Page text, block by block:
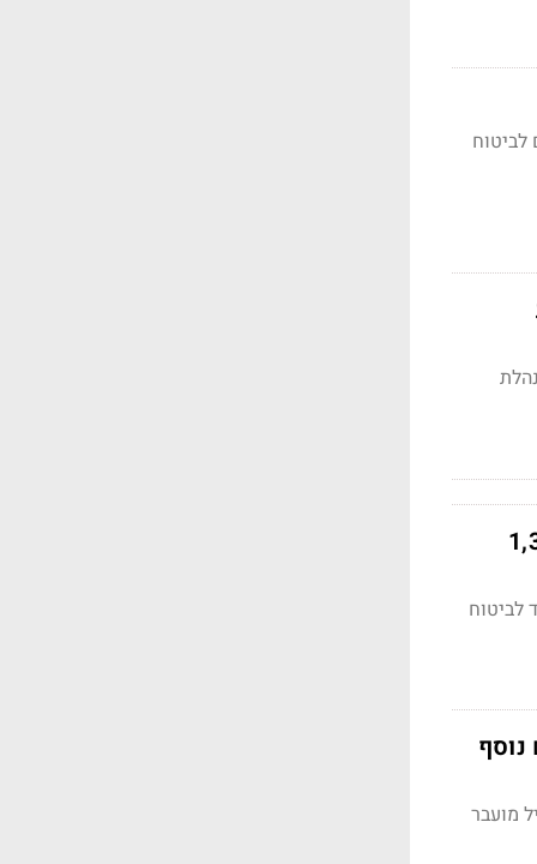
לביטוח
במנהלת
ותקרה יומית של 1,314
לביטוח
10,000 שקלים, ובמקביל מועבר